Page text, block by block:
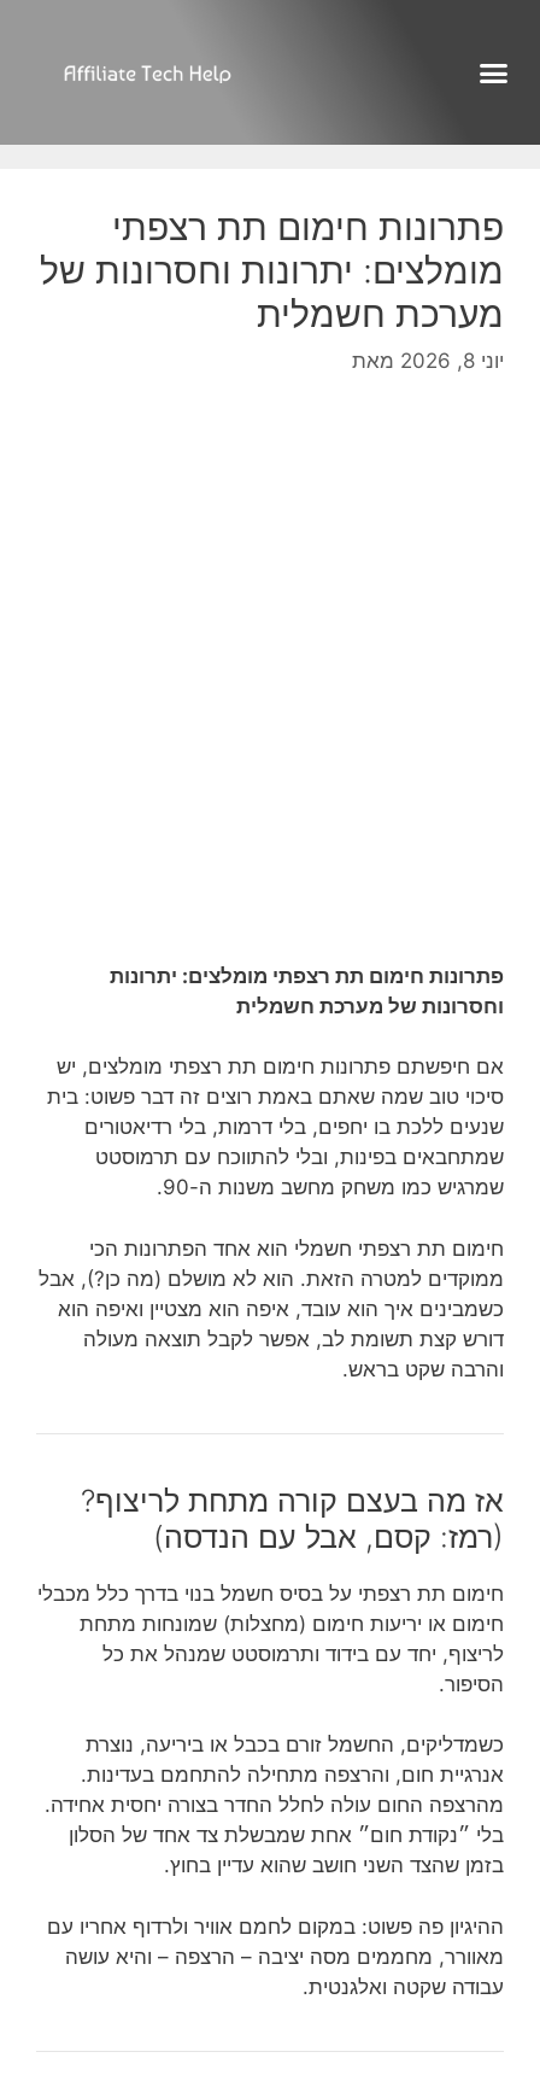
פתרונות חימום תת רצפתי
מומלצים: יתרונות וחסרונות של
מערכת חשמלית
יוני 8, 2026 מאת
פתרונות חימום תת רצפתי מומלצים: יתרונות
וחסרונות של מערכת חשמלית
אם חיפשתם פתרונות חימום תת רצפתי מומלצים, יש
סיכוי טוב שמה שאתם באמת רוצים זה דבר פשוט: בית
שנעים ללכת בו יחפים, בלי דרמות, בלי רדיאטורים
שמתחבאים בפינות, ובלי להתווכח עם תרמוסטט
שמרגיש כמו משחק מחשב משנות ה-90.
חימום תת רצפתי חשמלי הוא אחד הפתרונות הכי
ממוקדים למטרה הזאת. הוא לא מושלם (מה כן?), אבל
כשמבינים איך הוא עובד, איפה הוא מצטיין ואיפה הוא
דורש קצת תשומת לב, אפשר לקבל תוצאה מעולה
והרבה שקט בראש.
אז מה בעצם קורה מתחת לריצוף?
(רמז: קסם, אבל עם הנדסה)
חימום תת רצפתי על בסיס חשמל בנוי בדרך כלל מכבלי
חימום או יריעות חימום (מחצלות) שמונחות מתחת
לריצוף, יחד עם בידוד ותרמוסטט שמנהל את כל
הסיפור.
כשמדליקים, החשמל זורם בכבל או ביריעה, נוצרת
אנרגיית חום, והרצפה מתחילה להתחמם בעדינות.
מהרצפה החום עולה לחלל החדר בצורה יחסית אחידה.
בלי ״נקודת חום״ אחת שמבשלת צד אחד של הסלון
בזמן שהצד השני חושב שהוא עדיין בחוץ.
ההיגיון פה פשוט: במקום לחמם אוויר ולרדוף אחריו עם
מאוורר, מחממים מסה יציבה – הרצפה – והיא עושה
עבודה שקטה ואלגנטית.